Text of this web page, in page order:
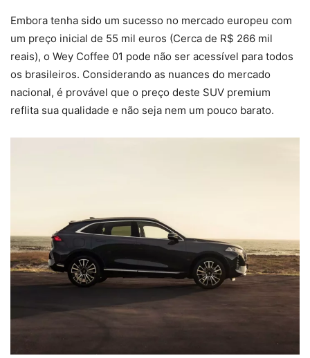
Embora tenha sido um sucesso no mercado europeu com
um preço inicial de 55 mil euros (Cerca de R$ 266 mil
reais), o Wey Coffee 01 pode não ser acessível para todos
os brasileiros. Considerando as nuances do mercado
nacional, é provável que o preço deste SUV premium
reflita sua qualidade e não seja nem um pouco barato.